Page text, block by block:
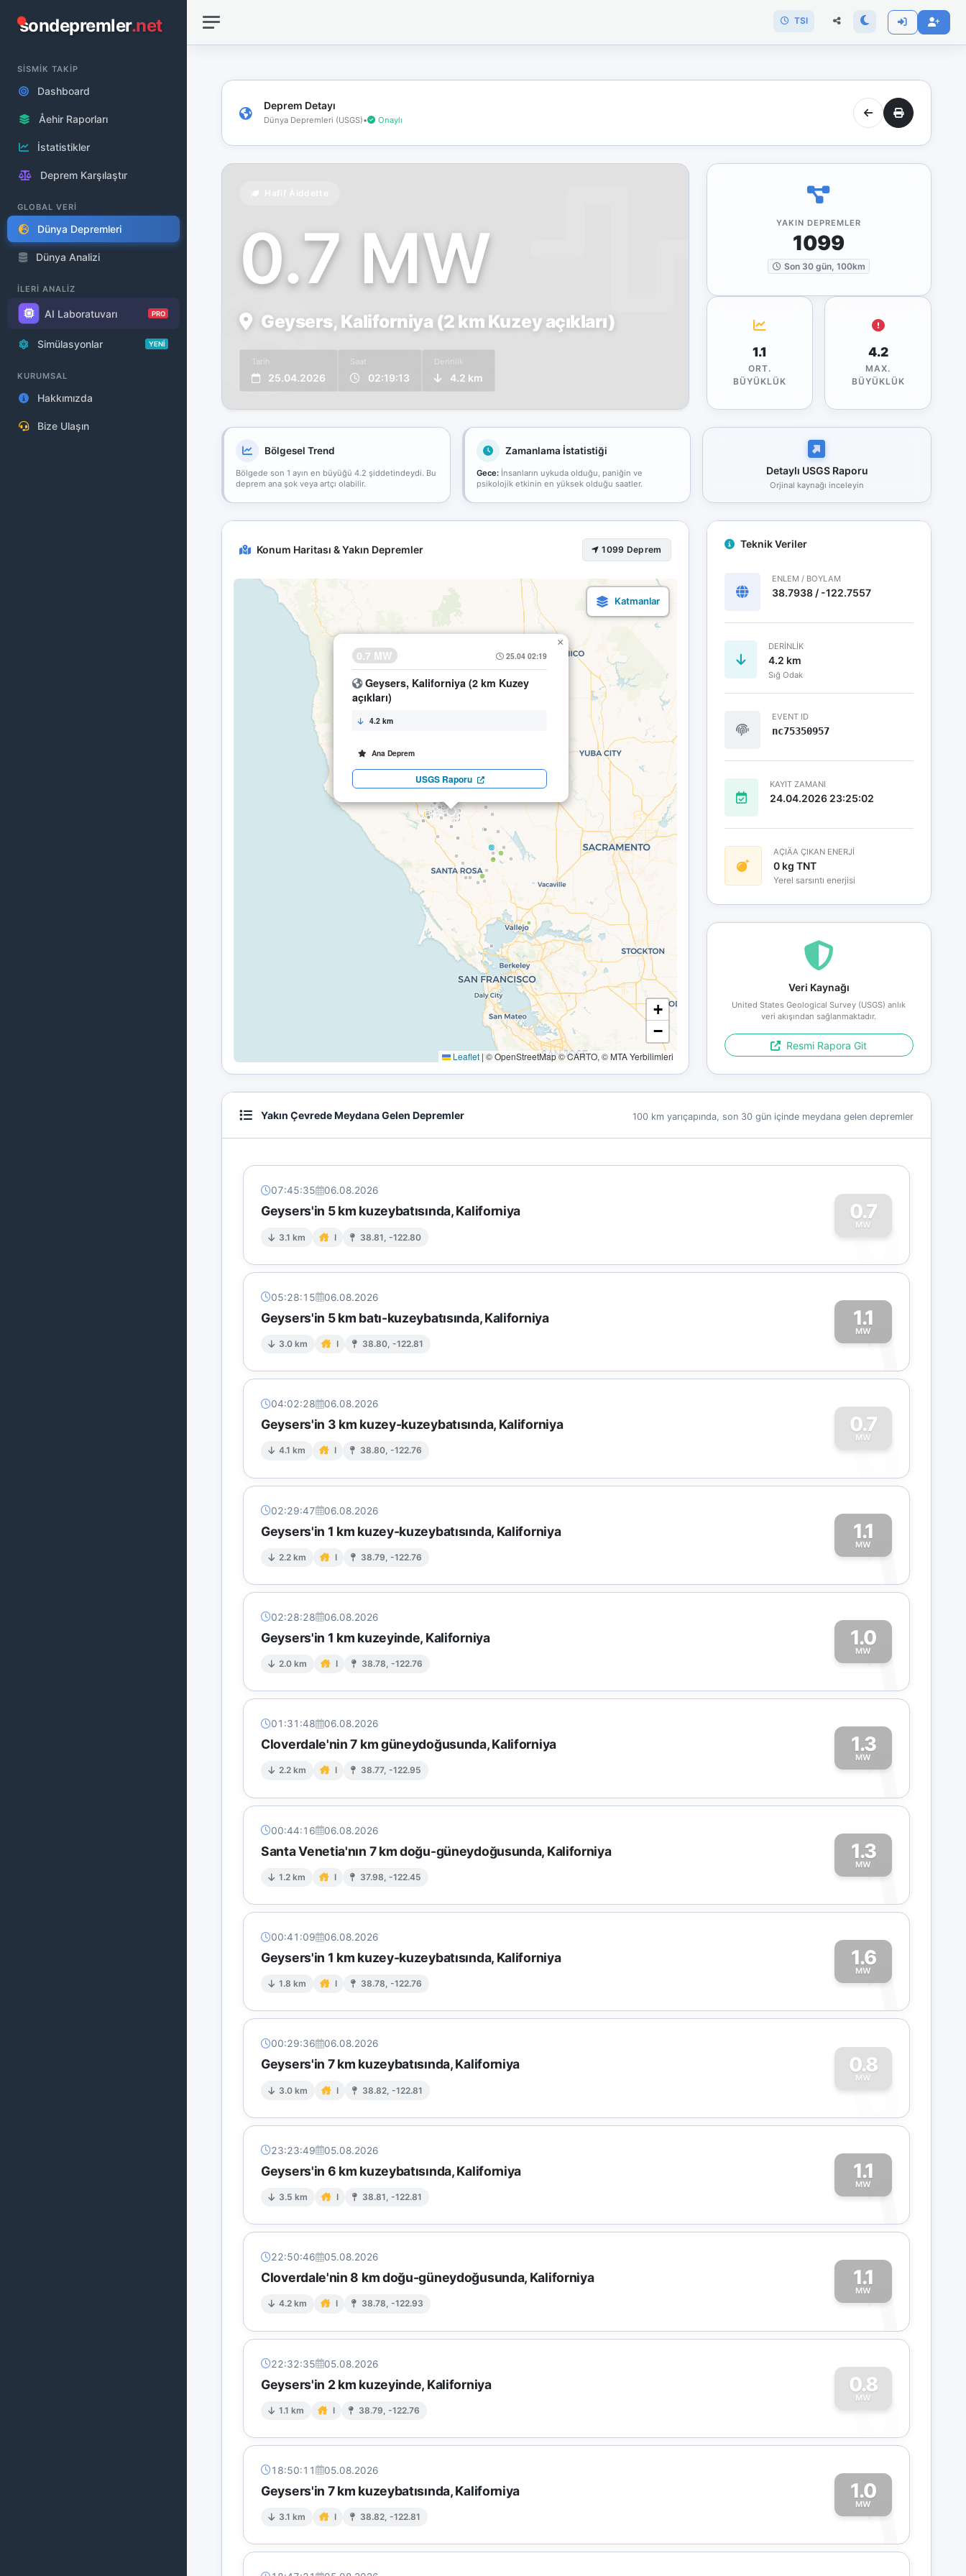
sondepremler.net
SİSMİK TAKİP
Dashboard
Åehir Raporları
İstatistikler
Deprem Karşılaştır
GLOBAL VERİ
Dünya Depremleri
Dünya Analizi
İLERİ ANALİZ
AI Laboratuvarı PRO
Simülasyonlar YENİ
KURUMSAL
Hakkımızda
Bize Ulaşın
TSI
Deprem Detayı
Dünya Depremleri (USGS)• Onaylı
0.7 MW
Geysers, Kaliforniya (2 km Kuzey açıkları)
Tarih
25.04.2026
Saat
02:19:13
Derinlik
4.2 km
YAKIN DEPREMLER
1099
Son 30 gün, 100km
1.1
ORT.
BÜYÜKLÜK
4.2
MAX.
BÜYÜKLÜK
Bölgesel Trend
Bölgede son 1 ayın en büyüğü 4.2 şiddetindeydi. Bu
deprem ana şok veya artçı olabilir.
Zamanlama İstatistiği
Gece:İnsanların uykuda olduğu, paniğin ve
psikolojik etkinin en yüksek olduğu saatler.
Detaylı USGS Raporu
Orjinal kaynağı inceleyin
Konum Haritası & Yakın Depremler 1099 Deprem
0.7 MW 25.04 02:19
Geysers, Kaliforniya (2 km Kuzey
açıkları)
4.2 km
Ana Deprem
USGS Raporu
×
+
−
Leaflet | © OpenStreetMap © CARTO, © MTA Yerbilimleri
Teknik Veriler
ENLEM / BOYLAM
38.7938 / -122.7557
DERINLIK
4.2 km
Sığ Odak
EVENT ID
nc75350957
KAYIT ZAMANI
24.04.2026 23:25:02
AÇIÄA ÇIKAN ENERJİ
0 kg TNT
Yerel sarsıntı enerjisi
Veri Kaynağı
United States Geological Survey (USGS) anlık
veri akışından sağlanmaktadır.
Resmi Rapora Git
Yakın Çevrede Meydana Gelen Depremler 100 km yarıçapında, son 30 gün içinde meydana gelen depremler
07:45:35 06.08.2026
Geysers'in 5 km kuzeybatısında, Kaliforniya
3.1 km I 38.81, -122.80
0.7
MW
0
05:28:15 06.08.2026
Geysers'in 5 km batı-kuzeybatısında, Kaliforniya
3.0 km I 38.80, -122.81
1.1
MW
1
04:02:28 06.08.2026
Geysers'in 3 km kuzey-kuzeybatısında, Kaliforniya
4.1 km I 38.80, -122.76
0.7
MW
0
02:29:47 06.08.2026
Geysers'in 1 km kuzey-kuzeybatısında, Kaliforniya
2.2 km I 38.79, -122.76
1.1
MW
1
02:28:28 06.08.2026
Geysers'in 1 km kuzeyinde, Kaliforniya
2.0 km I 38.78, -122.76
1.0
MW
1
01:31:48 06.08.2026
Cloverdale'nin 7 km güneydoğusunda, Kaliforniya
2.2 km I 38.77, -122.95
1.3
MW
1
00:44:16 06.08.2026
Santa Venetia'nın 7 km doğu-güneydoğusunda, Kaliforniya
1.2 km I 37.98, -122.45
1.3
MW
1
00:41:09 06.08.2026
Geysers'in 1 km kuzey-kuzeybatısında, Kaliforniya
1.8 km I 38.78, -122.76
1.6
MW
1
00:29:36 06.08.2026
Geysers'in 7 km kuzeybatısında, Kaliforniya
3.0 km I 38.82, -122.81
0.8
MW
0
23:23:49 05.08.2026
Geysers'in 6 km kuzeybatısında, Kaliforniya
3.5 km I 38.81, -122.81
1.1
MW
1
22:50:46 05.08.2026
Cloverdale'nin 8 km doğu-güneydoğusunda, Kaliforniya
4.2 km I 38.78, -122.93
1.1
MW
1
22:32:35 05.08.2026
Geysers'in 2 km kuzeyinde, Kaliforniya
1.1 km I 38.79, -122.76
0.8
MW
0
18:50:11 05.08.2026
Geysers'in 7 km kuzeybatısında, Kaliforniya
3.1 km I 38.82, -122.81
1.0
MW
1
bağlantınız